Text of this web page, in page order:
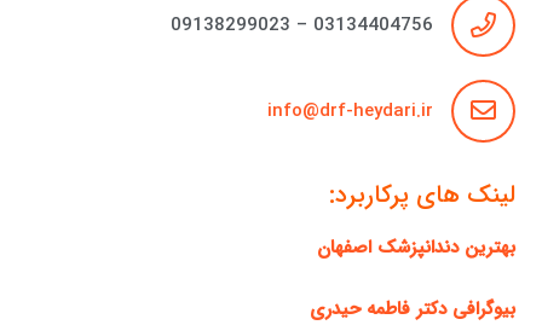
03134404756 – 09138299023
info@drf-heydari.ir
لینک های پرکاربرد:
بهترین دندانپزشک اصفهان
بیوگرافی دکتر فاطمه حیدری